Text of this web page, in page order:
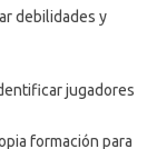
debilidades y
jugadores
formación para